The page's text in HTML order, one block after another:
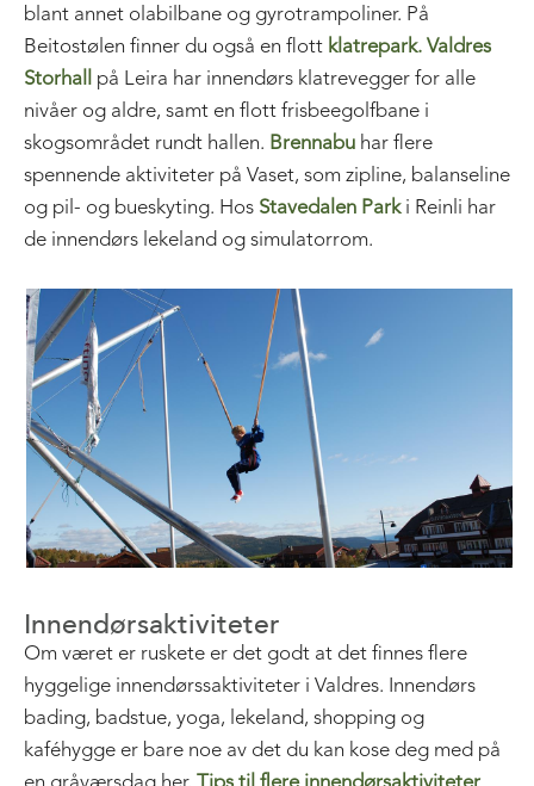
blant annet olabilbane og gyrotrampoliner. På
Beitostølen finner du også en flott klatrepark. Valdres
Storhall
på Leira har innendørs klatrevegger for alle
nivåer og aldre, samt en flott frisbeegolfbane i
skogsområdet rundt hallen. Brennabu har flere
spennende aktiviteter på Vaset, som zipline, balanseline
og pil- og bueskyting. Hos Stavedalen Parki Reinli har
de innendørs lekeland og simulatorrom.
Innendørsaktiviteter
Om været er ruskete er det godt at det finnes flere
hyggelige innendørssaktiviteter i Valdres. Innendørs
bading, badstue, yoga, lekeland, shopping og
kaféhygge er bare noe av det du kan kose deg med på